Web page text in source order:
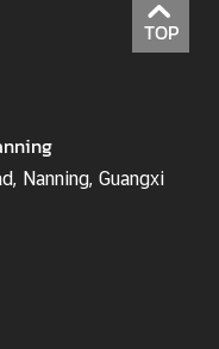
TOP
Nanning, Guangxi